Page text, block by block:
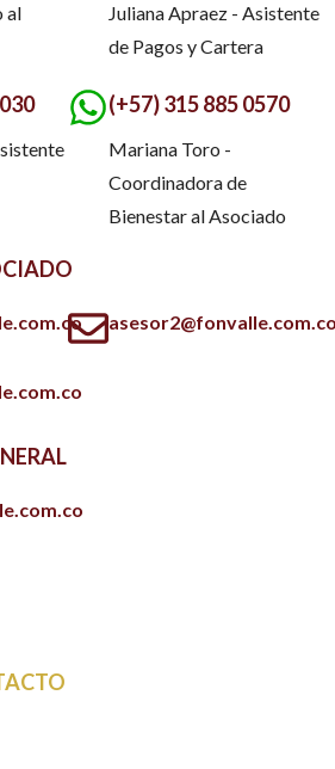
al
Juliana Apraez - Asistente
de Pagos y Cartera
(+57) 315 885 0570
Mariana Toro -
Coordinadora de
Bienestar al Asociado